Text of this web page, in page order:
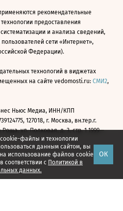
файлы и технологии
данным сайтом, вы
на использование файлов cookie
соответствии с Политикой в
данных.
ОК
рекомендательные
предоставления
и анализа сведений,
сети «Интернет»,
Федерации).
технологий в виджетах
на сайте vedomosti.ru: СМИ2,
Ньюс Медиа, ИНН/КПП
127018, г. Москва, вн.тер.г.
ул. Полковая, д. 3, стр. 1 1999—